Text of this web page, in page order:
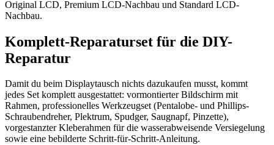
Original LCD, Premium LCD-Nachbau und Standard LCD-
Nachbau.
Komplett-Reparaturset für die DIY-
Reparatur
Damit du beim Displaytausch nichts dazukaufen musst, kommt
jedes Set komplett ausgestattet: vormontierter Bildschirm mit
Rahmen, professionelles Werkzeugset (Pentalobe- und Phillips-
Schraubendreher, Plektrum, Spudger, Saugnapf, Pinzette),
vorgestanzter Kleberahmen für die wasserabweisende Versiegelung
sowie eine bebilderte Schritt-für-Schritt-Anleitung.